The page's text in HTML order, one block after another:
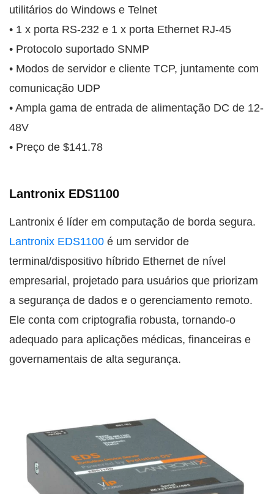
utilitários do Windows e Telnet
• 1 x porta RS-232 e 1 x porta Ethernet RJ-45
• Protocolo suportado SNMP
• Modos de servidor e cliente TCP, juntamente com
comunicação UDP
• Ampla gama de entrada de alimentação DC de 12-
48V
• Preço de $141.78
Lantronix EDS1100
Lantronix é líder em computação de borda segura.
Lantronix EDS1100 é um servidor de
terminal/dispositivo híbrido Ethernet de nível
empresarial, projetado para usuários que priorizam
a segurança de dados e o gerenciamento remoto.
Ele conta com criptografia robusta, tornando-o
adequado para aplicações médicas, financeiras e
governamentais de alta segurança.